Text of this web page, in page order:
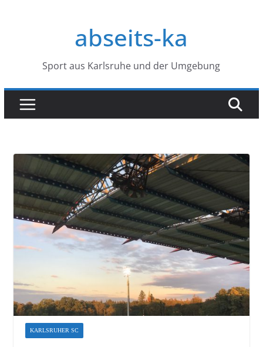
abseits-ka
Sport aus Karlsruhe und der Umgebung
KARLSRUHER SC